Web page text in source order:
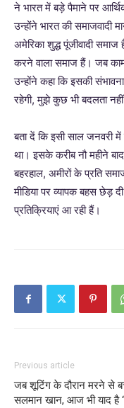
ने भारत में बड़े पैमाने पर
उन्होंने भारत की समाजवादी
अमेरिका शुद्ध पूंजीवादी समाज
करने वाला समाज हैं। जब
उन्होंने कहा कि इसकी
रहेगी, मुझे कुछ भी बदलता
बता दें कि इसी साल जनवरी
था। इसके करीब नौ महीने
बहरहाल, अमीरों के प्रति
मीडिया पर व्यापक बहस छेड़
प्रतिक्रियाएं आ रही हैं।
Previous article
जब शूटिंग के दौरान मरने से
सलमान खान, आज भी याद है